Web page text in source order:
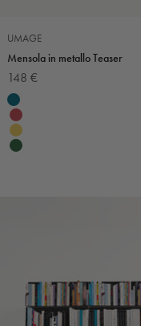
UMAGE
Mensola in metallo Teaser
Prezzo scontato
148 €
Colore
Petrolio
Rosso rubino
Giallo
Verde bosco